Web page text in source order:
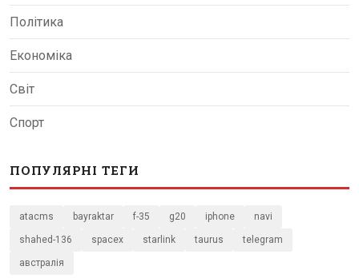
Політика
Економіка
Світ
Спорт
ПОПУЛЯРНІ ТЕГИ
atacms bayraktar f-35 g20 iphone navi
shahed-136 spacex starlink taurus telegram
австралія